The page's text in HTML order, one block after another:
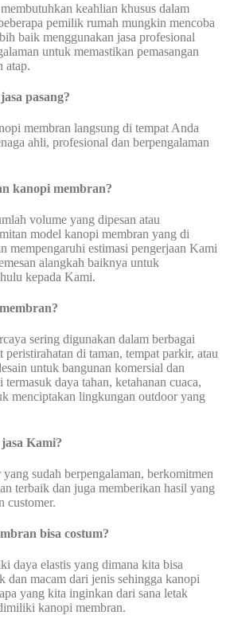
keahlian khusus dalam
pemilik rumah mungkin mencoba
baik menggunakan jasa profesional
untuk memastikan pemasangan
atap.
pasang?
membran langsung di tempat Anda
ahli, profesional dan berpengalaman
kanopi membran?
volume yang dipesan atau
model kanopi membran yang di
mempengaruhi estimasi pengerjaan Kami
alangkah baiknya untuk
kepada Kami.
sering digunakan dalam berbagai
peristirahatan di taman, tempat parkir, atau
untuk bangunan komersial dan
daya tahan, ketahanan cuaca,
menciptakan lingkungan outdoor yang
Kami?
sudah berpengalaman, berkomitmen
terbaik dan juga memberikan hasil yang
customer.
bisa costum?
daya elastis yang dimana kita bisa
dan macam dari jenis sehingga kanopi
yang kita inginkan dari sana letak
kanopi membran.